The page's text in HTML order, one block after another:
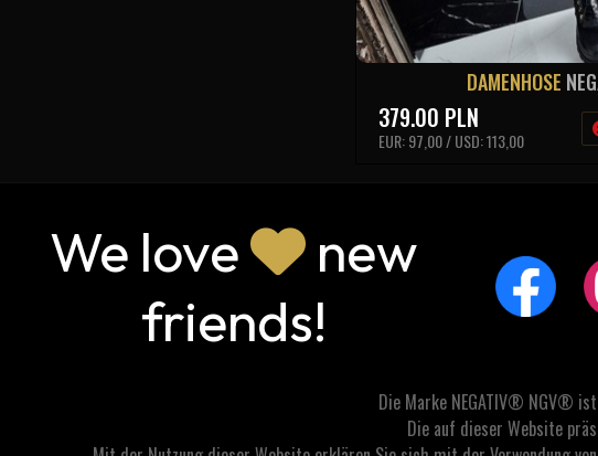
DAMENHOSE
379.00 PLN
EUR: 97,00 / USD: 113,00
We love
new
friends!
Die Marke NEGATIV® NGV®
Die auf dieser Website